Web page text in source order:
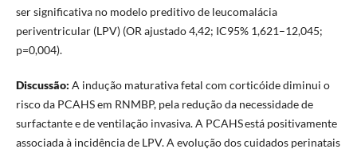
ser significativa no modelo preditivo de leucomalácia
periventricular (LPV) (OR ajustado 4,42; IC95% 1,621–12,045;
p=0,004).
Discussão: A indução maturativa fetal com corticóide diminui o
risco da PCAHS em RNMBP, pela redução da necessidade de
surfactante e de ventilação invasiva. A PCAHSestá positivamente
associada à incidência de LPV. A evolução dos cuidados perinatais